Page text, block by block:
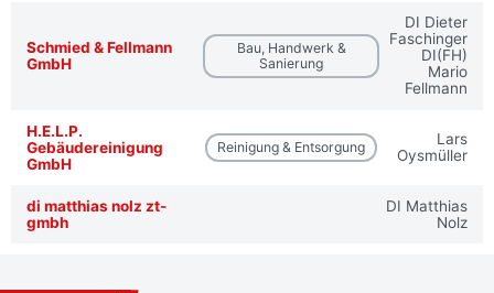
Schmied & Fellmann
GmbH
Bau, Handwerk &
Sanierung
DI Dieter
Faschinger
DI(FH)
Mario
Fellmann
H.E.L.P.
Gebäudereinigung
GmbH
Reinigung & Entsorgung
Lars
Oysmüller
di matthias nolz zt-
gmbh
DI Matthias
Nolz